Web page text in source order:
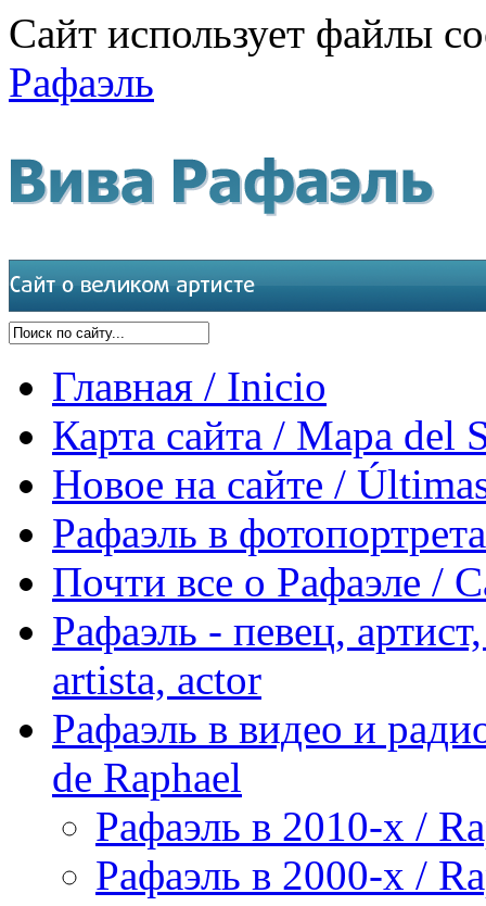
Сайт использует файлы
Рафаэль
Главная / Inicio
Карта сайта / Mapa del
Новое на сайте /
Рафаэль в
Почти все о Рафаэле /
Рафаэль - певец,
artista, actor
Рафаэль в видео и
de Raphael
Рафаэль в 2010-х /
Рафаэль в 2000-х /